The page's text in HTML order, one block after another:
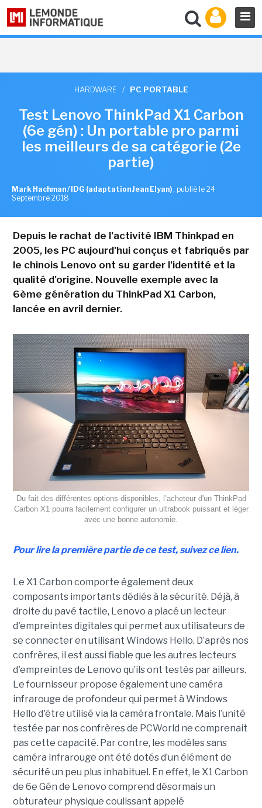
HARDWARE / PC PORTABLE
Test Lenovo ThinkPad X1 Carbon
(6e gén) : Un portable pro parmi
les meilleurs de sa catégorie (2e
partie)
Mark Hachman / IDG (adaptation Jean Elyan) , publié le 24
Septembre 2018
Depuis le rachat de l'activité IBM Thinkpad en
2005, les PC aujourd'hui conçus et fabriqués par
le chinois Lenovo ont su garder l'identité et la
qualité d'origine. Nouvelle exemple avec la
6ème génération du ThinkPad X1 Carbon,
lancée en avril dernier.
Du fait des différentes options disponibles, l’acheteur d'un ThinkPad
Carbon X1 pourra facilement configurer un ultrabook puissant et léger
avec une bonne autonomie.
Pour lire la première partie de ce test, suivez ce lien.
Le X1 Carbon comporte également deux
composants importants dédiés à la sécurité. Déjà, à
droite du pavé tactile, Lenovo a placé un lecteur
d'empreintes digitales qui permet aux utilisateurs de
se connecter en utilisant Windows Hello. D’après nos
confrères, il est aussi fiable que les autres lecteurs
d'empreintes de Lenovo qu’ils ont testés par ailleurs.
Le fournisseur propose également une caméra
infrarouge de profondeur qui permet à Windows
Hello d'être utilisé via la caméra frontale. Mais l’unité
testée par nos confrères de PCWorld ne comprenait
pas cette capacité. Par contre, les modèles sans
caméra infrarouge ont été dotés d’un élément de
sécurité un peu plus inhabituel. En effet, le X1 Carbon
de 6e Gén de Lenovo comprend désormais un
obturateur physique coulissant appelé